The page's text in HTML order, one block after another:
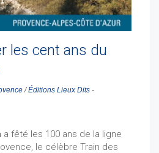
les cent ans du
/Éditions Lieux Dits -
a fêté les 100 ans de la ligne
le célèbre Train des